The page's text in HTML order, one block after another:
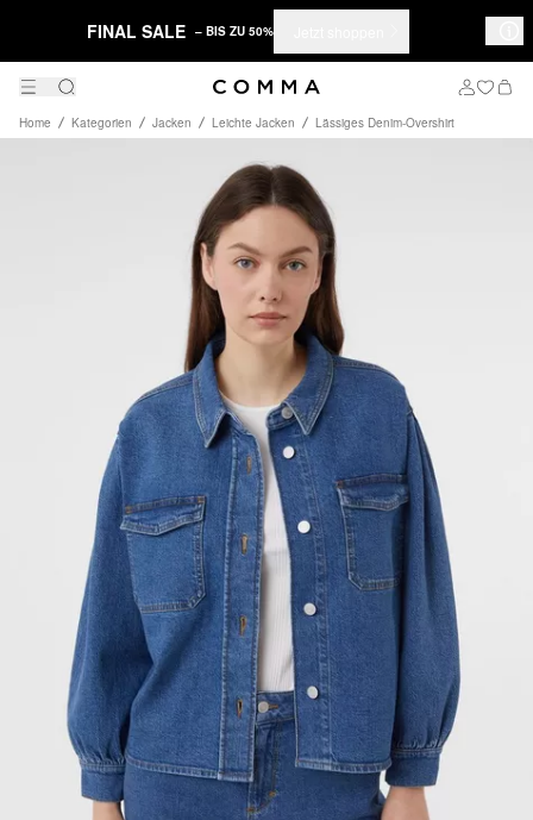
FINAL SALE – BIS ZU 50%
Home Kategorien Jacken Leichte Jacken Lässiges Denim-Overshirt